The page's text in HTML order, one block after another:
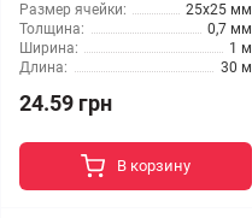
Размер ячейки:
25x25 мм
Толщина:
0,7 мм
Ширина:
1 м
Длина:
30 м
24.59 грн
В корзину